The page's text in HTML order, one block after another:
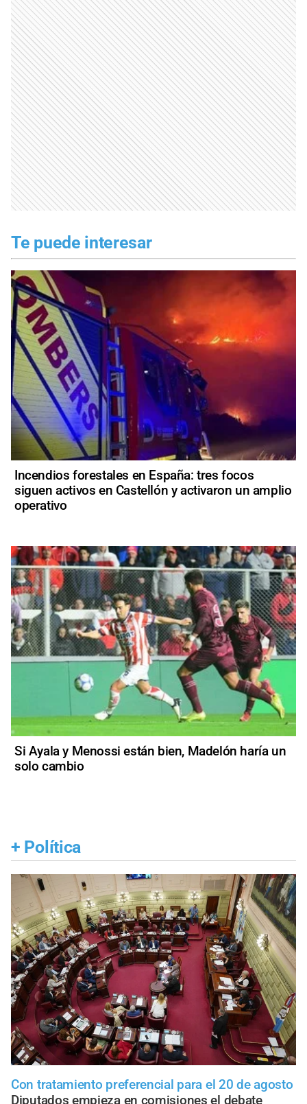
Te puede interesar
Incendios forestales en España: tres focos
siguen activos en Castellón y activaron un amplio
operativo
Si Ayala y Menossi están bien, Madelón haría un
solo cambio
+ Política
Con tratamiento preferencial para el 20 de agosto
Diputados empieza en comisiones el debate